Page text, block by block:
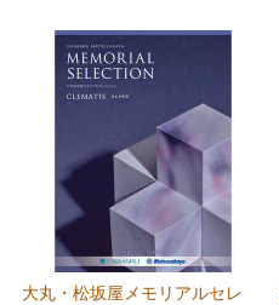
大丸・松坂屋メモリアルセレ